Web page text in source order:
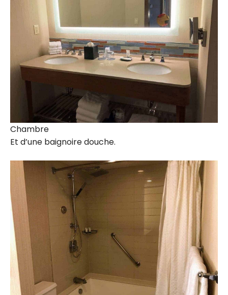
Chambre
Et d’une baignoire douche.